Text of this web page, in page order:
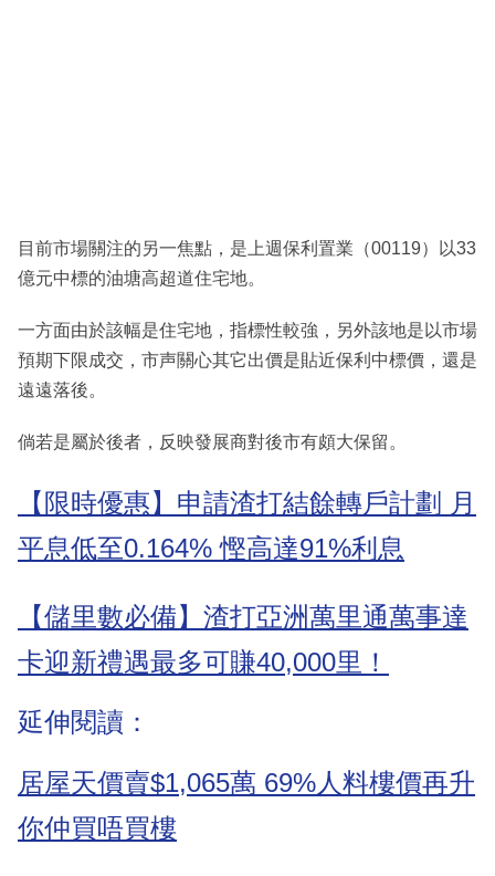
目前市場關注的另一焦點，是上週保利置業（00119）以33
億元中標的油塘高超道住宅地。
一方面由於該幅是住宅地，指標性較強，另外該地是以市場
預期下限成交，市声關心其它出價是貼近保利中標價，還是
遠遠落後。
倘若是屬於後者，反映發展商對後市有頗大保留。
【限時優惠】申請渣打結餘轉戶計劃 月
平息低至0.164% 慳高達91%利息
【儲里數必備】渣打亞洲萬里通萬事達
卡迎新禮遇最多可賺40,000里！
延伸閱讀：
居屋天價賣$1,065萬 69%人料樓價再升
你仲買唔買樓